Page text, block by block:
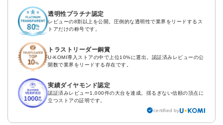
透明性プラチナ認定
レビューの8割以上を公開。圧倒的な透明性で業界をリードするス
トアだけの称号です。
トラストリーダー銅賞
U-KOMI導入ストアの中で上位10%に選出。認証済みレビューの公
開数で業界をリードする存在です。
実績ダイヤモンド認定
認証済みレビュー1,000件の大台を達成。揺るぎない信頼の頂点に
立つストアの証明です。
certified by